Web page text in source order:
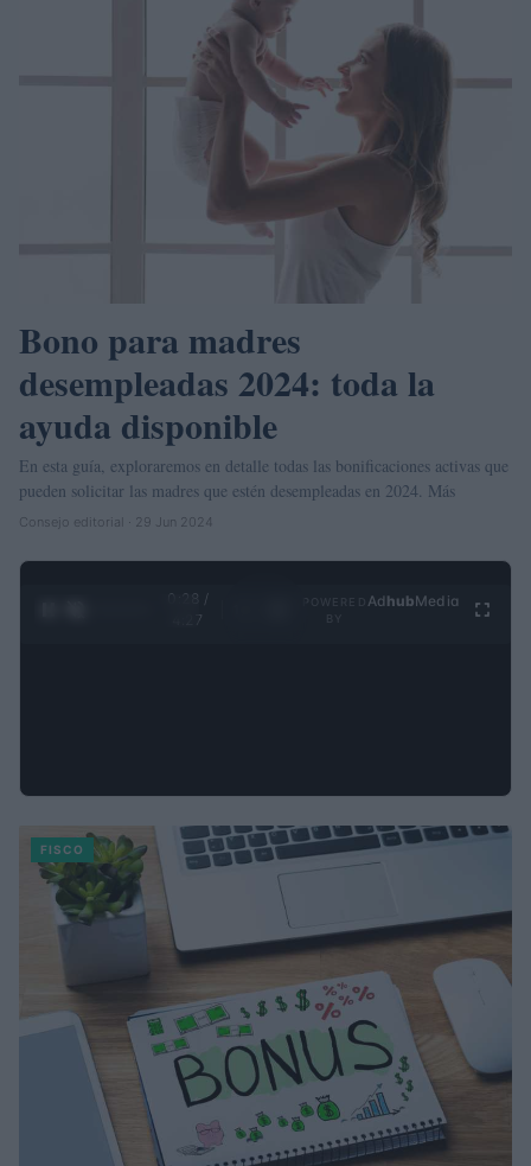
Bono para madres
desempleadas 2024: toda la
ayuda disponible
En esta guía, exploraremos en detalle todas las bonificaciones activas que
pueden solicitar las madres que estén desempleadas en 2024. Más
Consejo editorial · 29 Jun 2024
0:29 /
4:27
Ad hubMedia
FISCO